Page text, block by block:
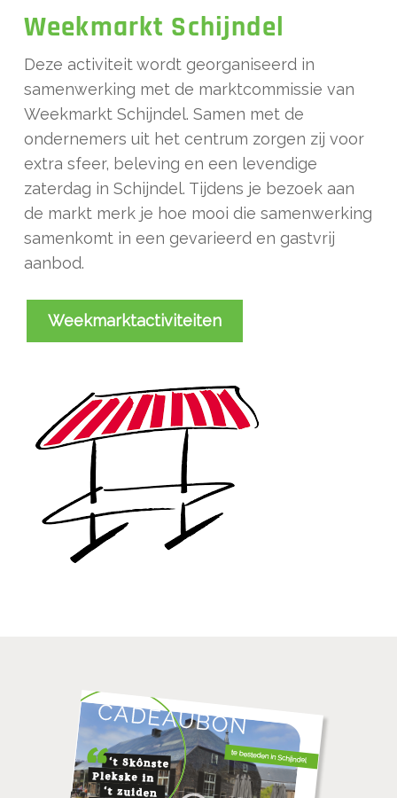
Weekmarkt Schijndel
Deze activiteit wordt georganiseerd in
samenwerking met de marktcommissie van
Weekmarkt Schijndel. Samen met de
ondernemers uit het centrum zorgen zij voor
extra sfeer, beleving en een levendige
zaterdag in Schijndel. Tijdens je bezoek aan
de markt merk je hoe mooi die samenwerking
samenkomt in een gevarieerd en gastvrij
aanbod.
Weekmarktactiviteiten